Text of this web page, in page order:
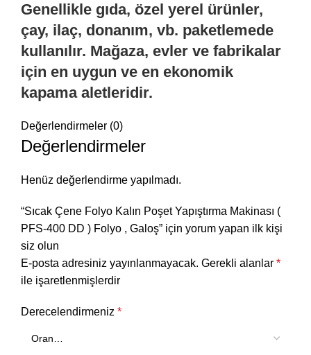
Genellikle gıda, özel yerel ürünler,
çay, ilaç, donanım, vb. paketlemede
kullanılır. Mağaza, evler ve fabrikalar
için en uygun ve en ekonomik
kapama aletleridir.
Değerlendirmeler (0)
Değerlendirmeler
Henüz değerlendirme yapılmadı.
“Sıcak Çene Folyo Kalın Poşet Yapıştırma Makinası (
PFS-400 DD ) Folyo , Galoş” için yorum yapan ilk kişi
siz olun
E-posta adresiniz yayınlanmayacak. Gerekli alanlar *
ile işaretlenmişlerdir
Derecelendirmeniz *